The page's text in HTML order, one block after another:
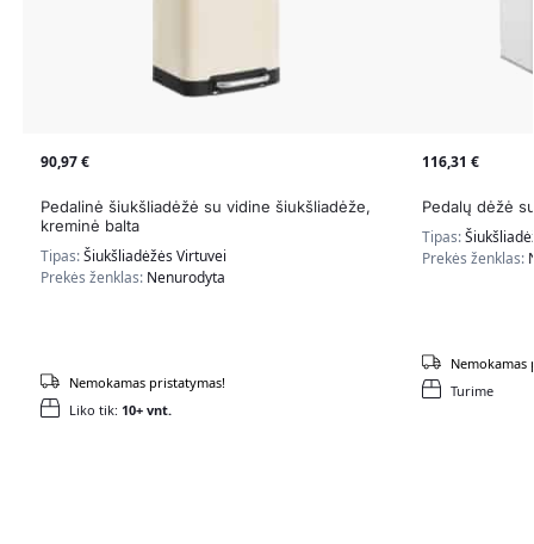
90,97€
Pedalinė šiukšliadėžė su vidine šiukšliadėže,
kreminė balta
Tipas:Šiukšliadėžės Virtuvei
Prekės ženklas: Nenurodyta
Liko tik: 10+ vnt.
Nemokamas pristatymas!
116,31 €
Pedalų dėžė
Tipas:
Prekės ženklas:
Turime
Nemokamas